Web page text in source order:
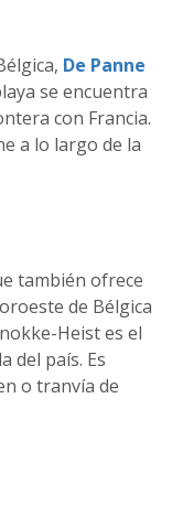
De Panne
se encuentra
con Francia.
a lo largo de la
también ofrece
de Bélgica
Heist es el
del país. Es
o tranvía de